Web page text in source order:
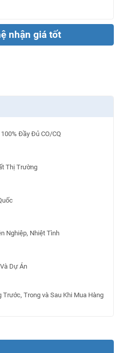
nhận giá tốt
Đầy Đủ CO/CQ
Thị Trường
Nghiệp, Nhiệt Tình
Dự Án
Trước, Trong và Sau Khi Mua Hàng